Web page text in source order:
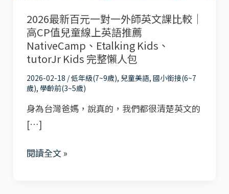
2026最新百元一對一外師英文課比較｜
高CP值兒童線上英語推薦
NativeCamp、Etalking Kids、
tutorJr Kids 完整懶人包
2026-02-18 /低年級(7~9歲), 兒童美語, 國小銜接(6~7
歲), 學齡前(3~5歲)
身為台灣爸媽，說真的，我們都很清楚英文的
[…]
外
師
英
文
課
較
｜
高
閱讀全文 »